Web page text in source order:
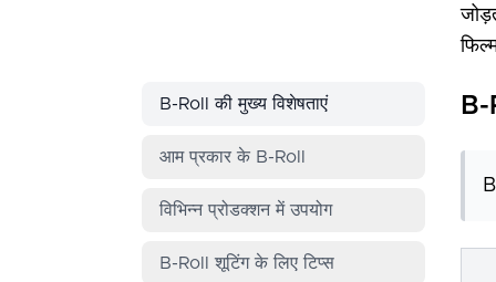
B-Roll की मुख्य विशेषताएं
आम प्रकार के B-Roll
विभिन्न प्रोडक्शन में उपयोग
B-Roll शूटिंग के लिए टिप्स
B-